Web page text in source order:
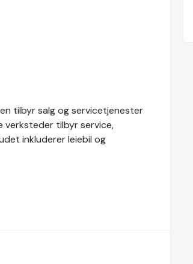
tilbyr salg og servicetjenester
verksteder tilbyr service,
inkluderer leiebil og